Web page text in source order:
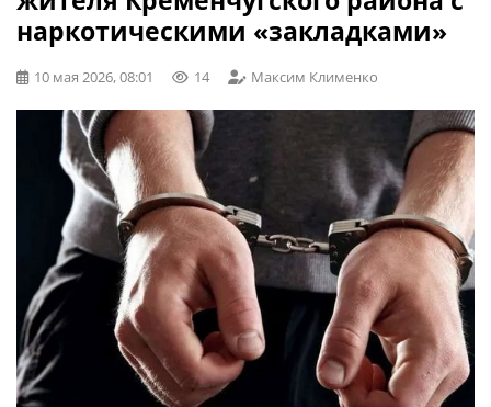
наркотическими «закладками»
10 мая 2026, 08:01 14 Максим Клименко